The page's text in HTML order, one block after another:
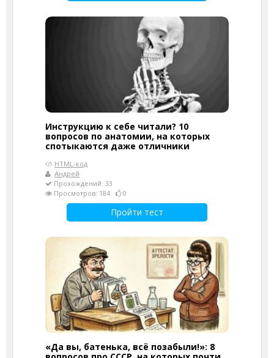
Инструкцию к себе читали? 10
вопросов по анатомии, на которых
спотыкаются даже отличники
HTML-код
Андрей
Прохождений: 33
Просмотров: 184
0
Пройти тест
«Да вы, батенька, всё позабыли!»: 8